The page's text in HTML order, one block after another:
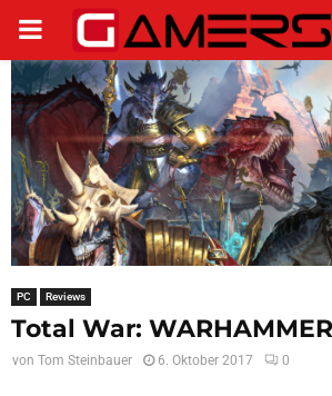
PRIMARY
MENU
PC Reviews
Total War:
von Tom Steinbauer 6. Oktober 2017 0